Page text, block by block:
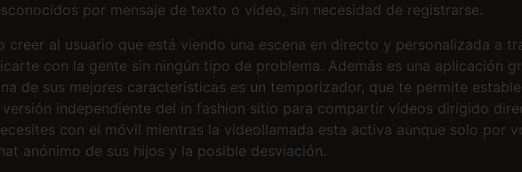
por mensaje de texto o video, sin necesidad de registrarse.
creer al usuario que está viendo una escena en directo y personalizada a
con la gente sin ningún tipo de problema. Además es una aplicación
de sus mejores características es un temporizador, que te permite
independiente del in fashion sitio para compartir vídeos dirigido
con el móvil mientras la videollamada esta activa aunque solo por
anónimo de sus hijos y la posible desviación.